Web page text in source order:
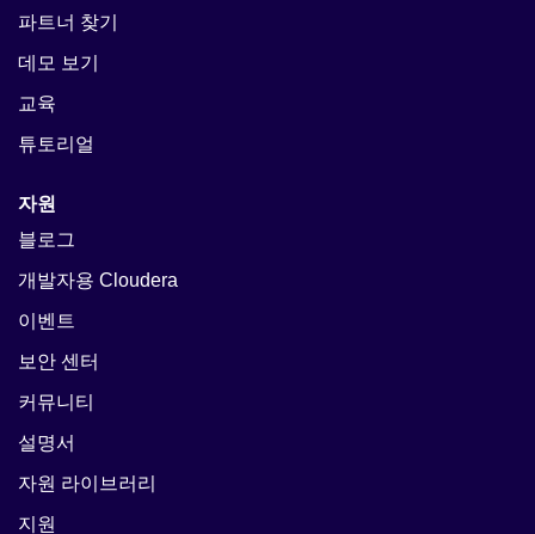
파트너 찾기
데모 보기
교육
튜토리얼
자원
블로그
개발자용 Cloudera
이벤트
보안 센터
커뮤니티
설명서
자원 라이브러리
지원